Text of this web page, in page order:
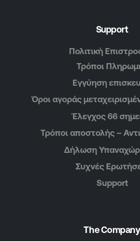
Support
Πολιτική
Τρόποι
Εγγύηση
Όροι αγοράς
Έλεγχος 66
Τρόποι αποστολής –
Δήλωση
Συχνές
Support
The Company